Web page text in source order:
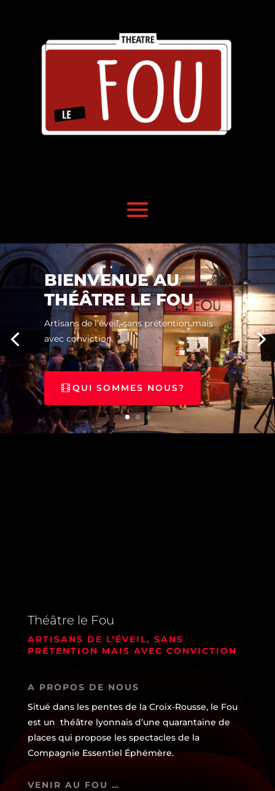
BIENVENUE AU
THÉÂTRE LE FOU
Artisans de l’éveil, sans prétention mais
avec conviction.
QUI SOMMES NOUS?
Théâtre le Fou
ARTISANS DE L’ÉVEIL, SANS
PRÉTENTION MAIS AVEC CONVICTION
A PROPOS DE NOUS
Situé dans les pentes de la Croix-Rousse, le Fou
est un théâtre lyonnais d’une quarantaine de
places qui propose les spectacles de la
Compagnie Essentiel Éphémère.
VENIR AU FOU …